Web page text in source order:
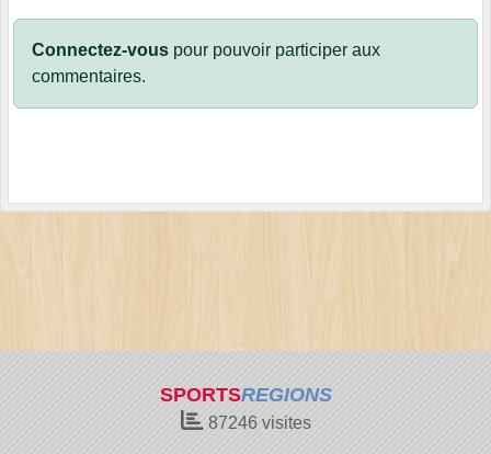
Connectez-vous pour pouvoir participer aux
commentaires.
SPORTSREGIONS
87246visites